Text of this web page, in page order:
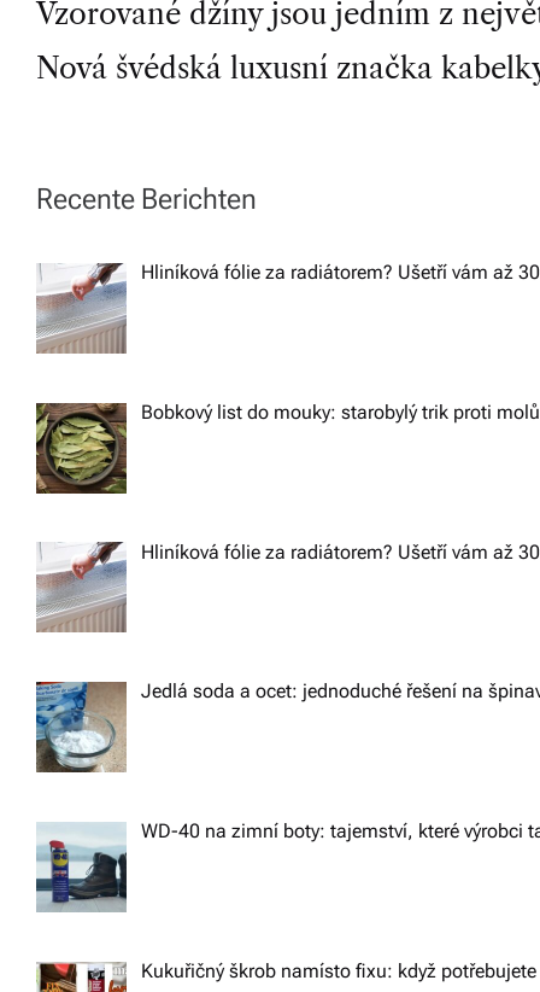
P
o
t
n
a
v
i
g
a
t
i
o
n
Vzorované džíny jsou jedním z
Nová švédská luxusní značka
Recente Berichten
Hliníková fólie za radiátorem? Ušetří vám až
Bobkový list do mouky: starobylý trik proti
Hliníková fólie za radiátorem? Ušetří vám až
Jedlá soda a ocet: jednoduché řešení na
WD-40 na zimní boty: tajemství, které výrobci
Kukuřičný škrob namísto fixu: když